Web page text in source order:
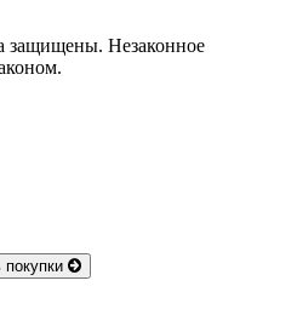
защищены. Незаконное